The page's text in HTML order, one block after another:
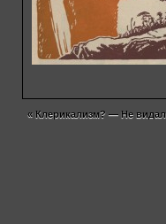
« Клерикализм? — Не